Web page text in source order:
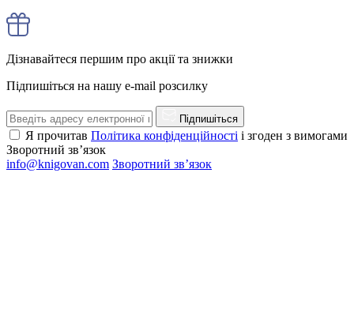
Дізнавайтеся першим про акції та знижки
Підпишіться на нашу e-mail розсилку
Підпишіться
Я прочитав Політика конфіденційності і згоден з вимогами
Зворотний зв’язок
info@knigovan.com Зворотний зв’язок